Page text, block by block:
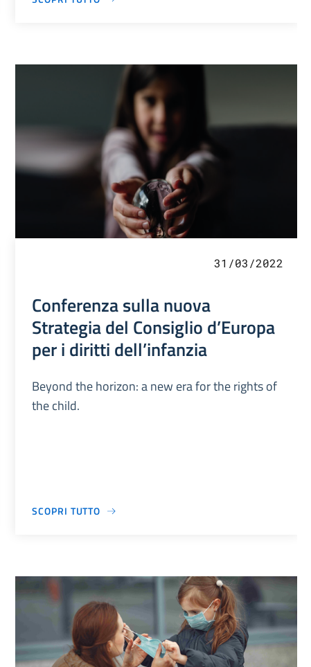
31/03/2022
Conferenza sulla nuova
Strategia del Consiglio d’Europa
per i diritti dell’infanzia
Beyond the horizon: a new era for the rights of
the child.
SCOPRI TUTTO